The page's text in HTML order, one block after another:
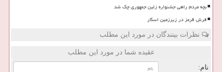
بچه مردم راهی جشنواره زلین جمهوری چک شد
فرش قرمز در زیرزمین اسکار
نظرات بینندگان در مورد این مطلب
عقیده شما در مورد این مطلب
نام: